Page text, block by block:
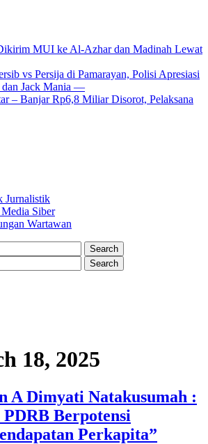
MUI ke Al-Azhar dan Madinah Lewat
vs Persija di Pamarayan, Polisi Apresiasi
dan Jack Mania —
– Banjar Rp6,8 Miliar Disorot, Pelaksana
Jurnalistik
Siber
Wartawan
18, 2025
A Dimyati Natakusumah :
Berpotensi
Perkapita”